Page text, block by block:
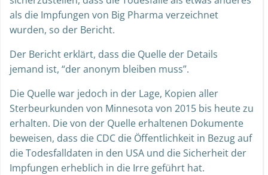
als die Impfungen von Big Pharma verzeichnet
wurden, so der Bericht.
Der Bericht erklärt, dass die Quelle der Details
jemand ist, “der anonym bleiben muss”.
Die Quelle war jedoch in der Lage, Kopien aller
Sterbeurkunden von Minnesota von 2015 bis heute zu
erhalten. Die von der Quelle erhaltenen Dokumente
beweisen, dass die CDC die Öffentlichkeit in Bezug auf
die Todesfalldaten in den USA und die Sicherheit der
Impfungen erheblich in die Irre geführt hat.